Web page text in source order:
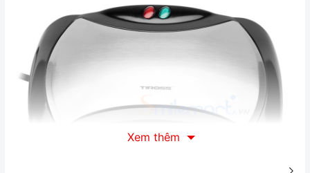
Xem thêm